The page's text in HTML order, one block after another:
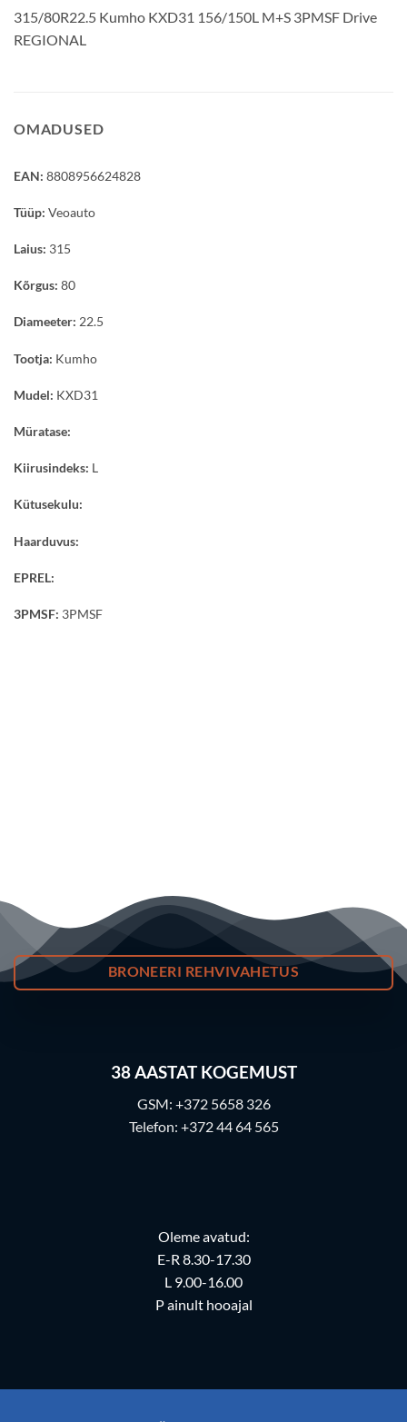
315/80R22.5 Kumho KXD31 156/150L M+S 3PMSF Drive
REGIONAL
OMADUSED
EAN: 8808956624828
Tüüp: Veoauto
Laius: 315
Kõrgus: 80
Diameeter: 22.5
Tootja: Kumho
Mudel: KXD31
Müratase:
Kiirusindeks: L
Kütusekulu:
Haarduvus:
EPREL:
3PMSF: 3PMSF
BRONEERI REHVIVAHETUS
38AASTAT KOGEMUST
GSM: +372 5658 326
Telefon: +372 44 64 565
Oleme avatud:
E-R 8.30-17.30
L 9.00-16.00
P ainult hooajal